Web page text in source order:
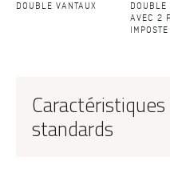
DOUBLE VANTAUX
DOUBLE
AVEC 2
IMPOSTE
standards